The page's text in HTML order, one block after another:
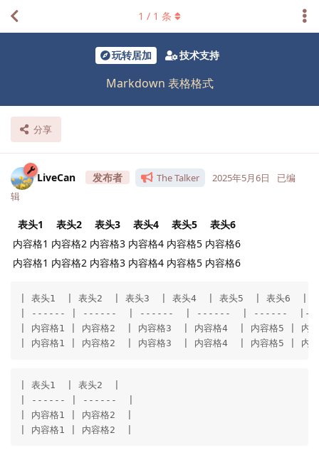
玩转居加 技术支持
Markdown 表格格式
分享
1 / 1 条
LiveCan The Talker 2025年5月6日
已编
辑
表头1 表头2 表头3 表头4 表头5
表头6
内容格1 内容格2 内容格3 内容格4 内容格5 内容格6
内容格1 内容格2 内容格3 内容格4 内容格5 内容格6
| 表头1  | 表头2  | 表头3  | 表头4  | 表头5  | 表头6  |
| ------ | ------  | ------  | ------  | ------
| 内容格1 | 内容格2  | 内容格3  | 内容格4  | 内容格5 | 内
| 内容格1 | 内容格2  | 内容格3  | 内容格4  | 内容格5 | 内
| 表头1  | 表头2  |
| ------ | ------  |
| 内容格1 | 内容格2  |
| 内容格1 | 内容格2  |